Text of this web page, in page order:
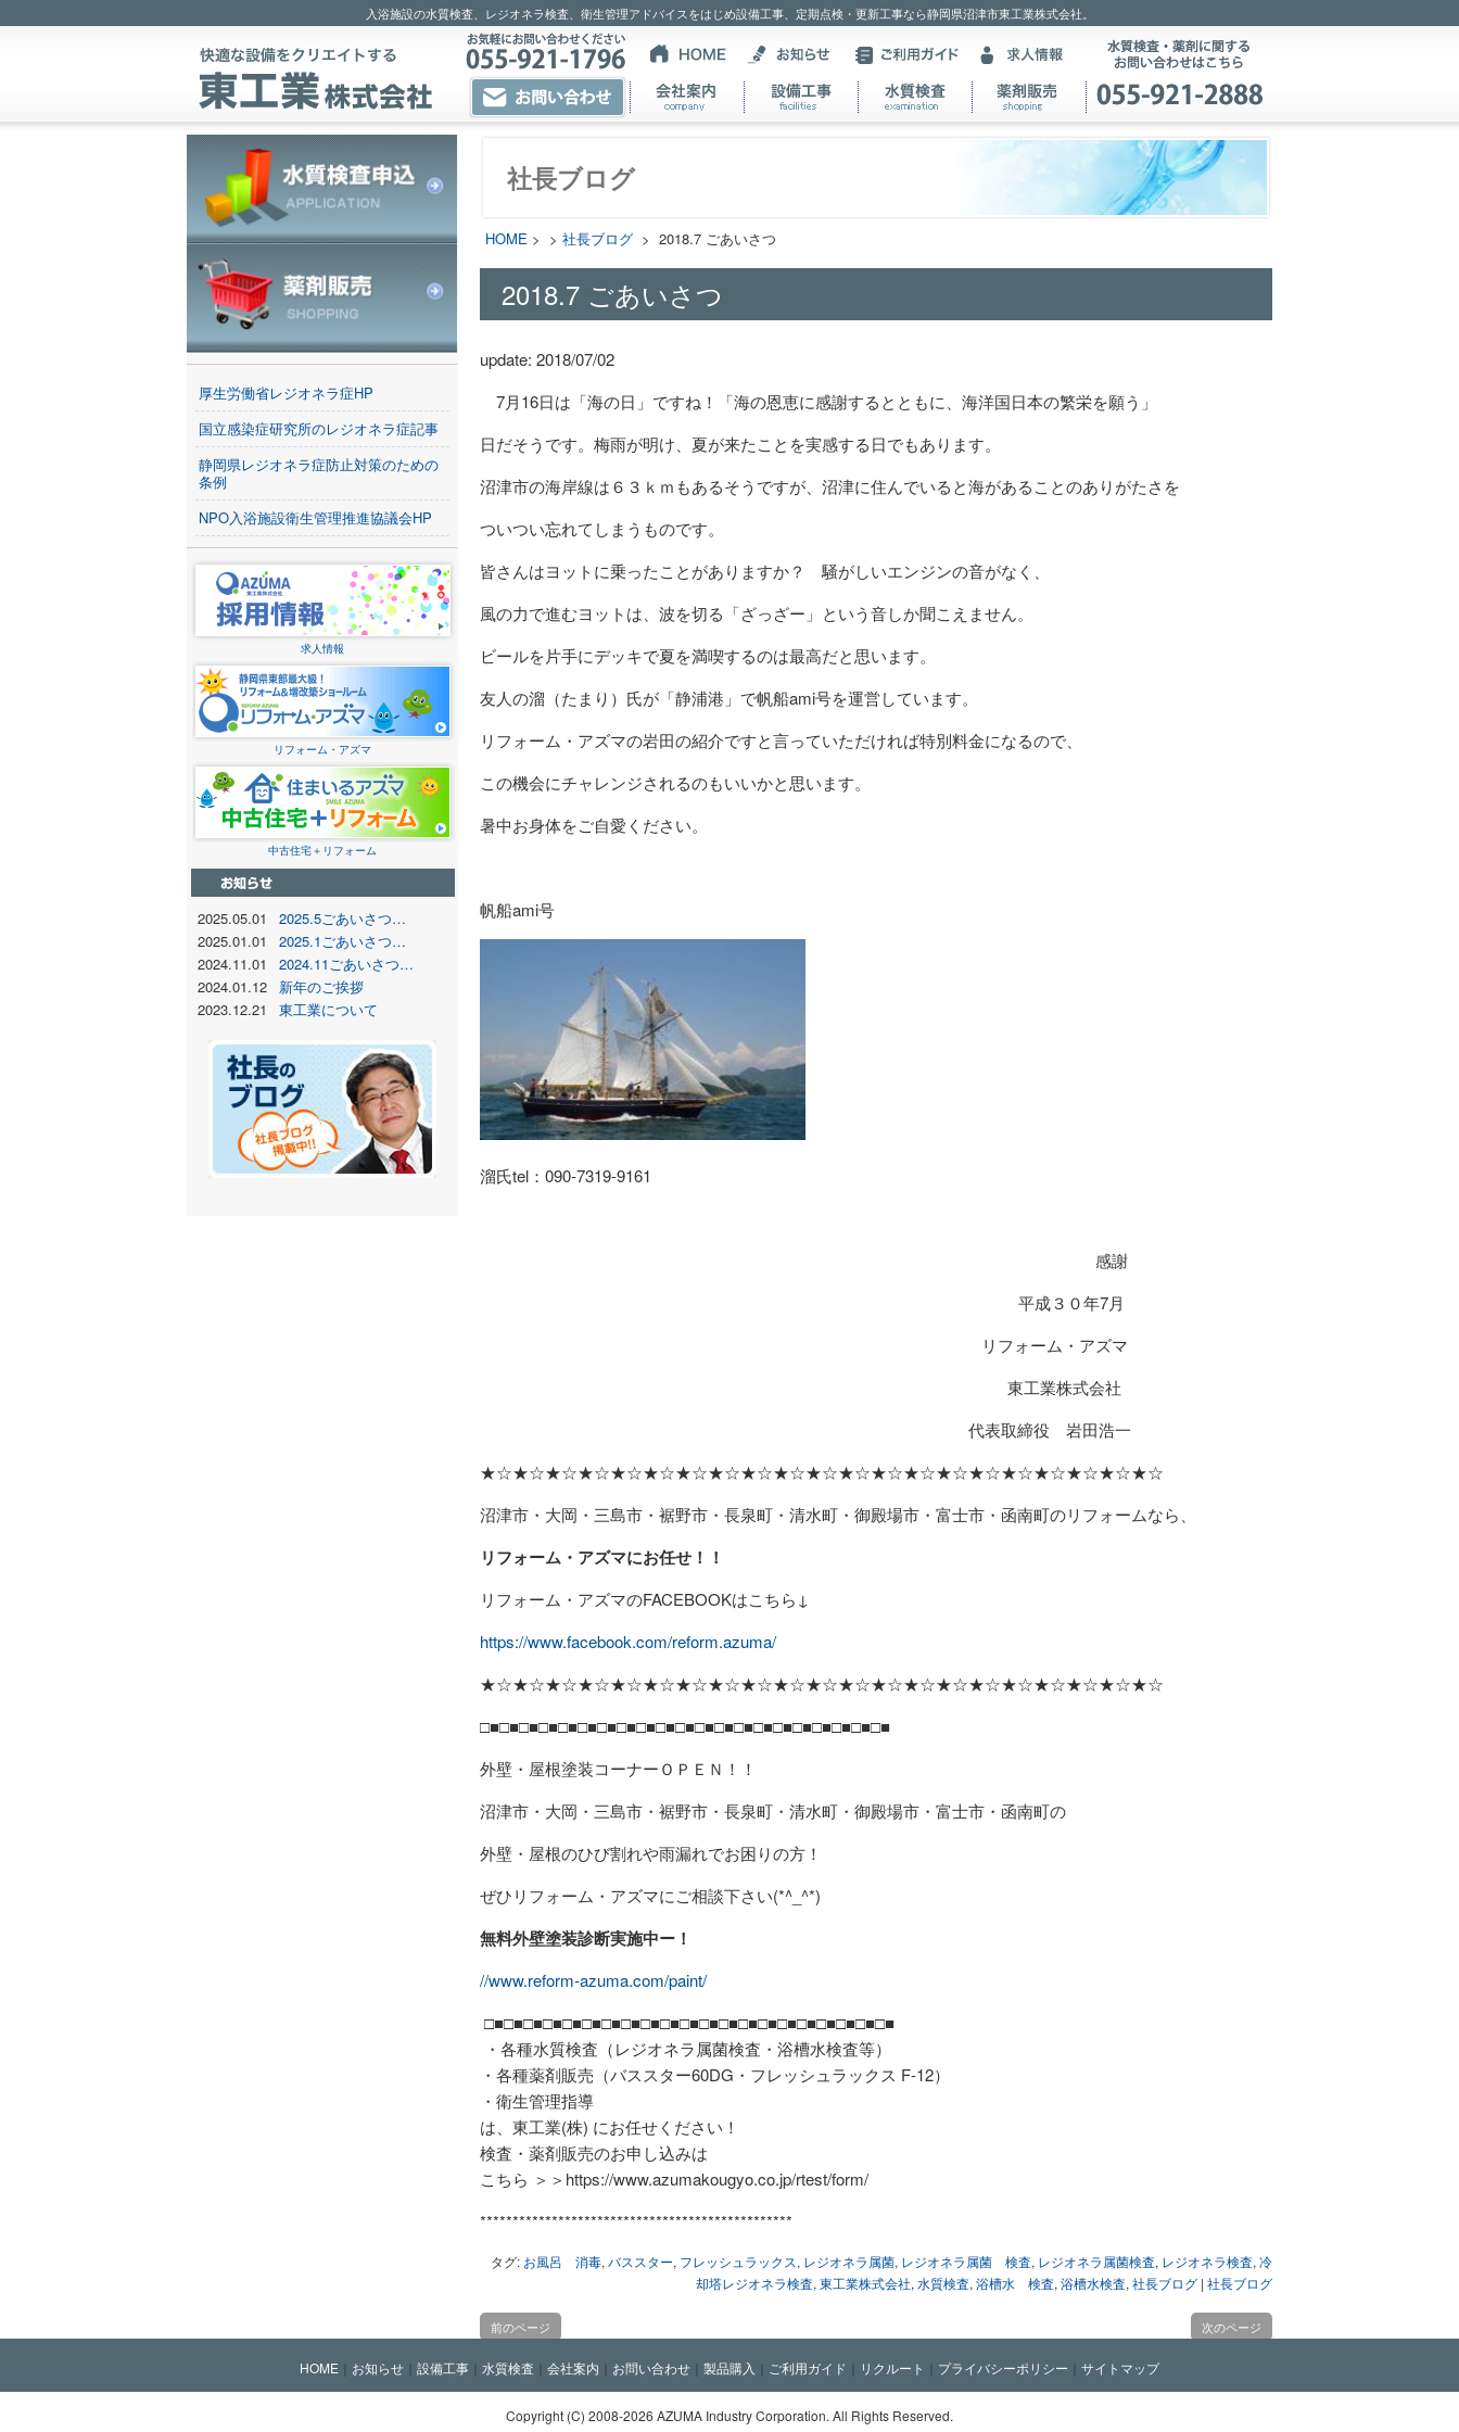
入浴施設の水質検査、レジオネラ検査、衛生管理アドバイスをはじめ設備工事、定期点検・更新工事なら静岡県沼津市東工業株式会社。
社長ブログ
HOME > > 社長ブログ > 2018.7 ごあいさつ
2018.7 ごあいさつ
update: 2018/07/02
7月16日は「海の日」ですね！「海の恩恵に感謝するとともに、海洋国日本の繁栄を願う」
日だそうです。梅雨が明け、夏が来たことを実感する日でもあります。
沼津市の海岸線は６３ｋｍもあるそうですが、沼津に住んでいると海があることのありがたさを
ついつい忘れてしまうものです。
皆さんはヨットに乗ったことがありますか？ 騒がしいエンジンの音がなく、
風の力で進むヨットは、波を切る「ざっざー」という音しか聞こえません。
ビールを片手にデッキで夏を満喫するのは最高だと思います。
友人の溜（たまり）氏が「静浦港」で帆船ami号を運営しています。
リフォーム・アズマの岩田の紹介ですと言っていただければ特別料金になるので、
この機会にチャレンジされるのもいいかと思います。
暑中お身体をご自愛ください。
帆船ami号
溜氏tel：090-7319-9161
感謝
平成３０年7月
リフォーム・アズマ
東工業株式会社
代表取締役 岩田浩一
★☆★☆★☆★☆★☆★☆★☆★☆★☆★☆★☆★☆★☆★☆★☆★☆★☆★☆★☆★☆★☆
沼津市・大岡・三島市・裾野市・長泉町・清水町・御殿場市・富士市・函南町のリフォームなら、
リフォーム・アズマにお任せ！！
リフォーム・アズマのFACEBOOKはこちら↓
https://www.facebook.com/reform.azuma/
★☆★☆★☆★☆★☆★☆★☆★☆★☆★☆★☆★☆★☆★☆★☆★☆★☆★☆★☆★☆★☆
□■□■□■□■□■□■□■□■□■□■□■□■□■□■□■□■□■□■□■□■□■
外壁・屋根塗装コーナーＯＰＥＮ！！
沼津市・大岡・三島市・裾野市・長泉町・清水町・御殿場市・富士市・函南町の
外壁・屋根のひび割れや雨漏れでお困りの方！
ぜひリフォーム・アズマにご相談下さい(*^_^*)
無料外壁塗装診断実施中ー！
//www.reform-azuma.com/paint/
□■□■□■□■□■□■□■□■□■□■□■□■□■□■□■□■□■□■□■□■□■
・各種水質検査（レジオネラ属菌検査・浴槽水検査等）
・各種薬剤販売（バススター60DG・フレッシュラックス F-12）
・衛生管理指導
は、東工業(株) にお任せください！
検査・薬剤販売のお申し込みは
こちら ＞＞https://www.azumakougyo.co.jp/rtest/form/
************************************************
タグ: お風呂 消毒, バススター, フレッシュラックス, レジオネラ属菌, レジオネラ属菌 検査, レジオネラ属菌検査, レジオネラ検査, 冷
却塔レジオネラ検査, 東工業株式会社, 水質検査, 浴槽水 検査, 浴槽水検査, 社長ブログ | 社長ブログ
前のページ 次のページ
厚生労働省レジオネラ症HP
国立感染症研究所のレジオネラ症記事
静岡県レジオネラ症防止対策のための
条例
NPO入浴施設衛生管理推進協議会HP
求人情報
リフォーム・アズマ
中古住宅＋リフォーム
2025.05.01
2025.5ごあいさつ…
2025.01.01
2025.1ごあいさつ…
2024.11.01
2024.11ごあいさつ…
2024.01.12
新年のご挨拶
2023.12.21
東工業について
HOME ｜ お知らせ ｜ 設備工事 ｜ 水質検査 ｜ 会社案内 ｜ お問い合わせ ｜ 製品購入 ｜ ご利用ガイド ｜ リクルート ｜ プライバシーポリシー ｜ サイトマップ
Copyright (C) 2008-2026 AZUMA Industry Corporation. All Rights Reserved.